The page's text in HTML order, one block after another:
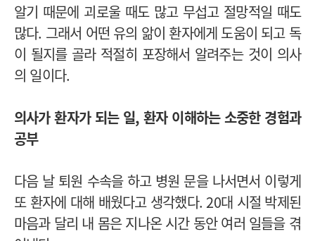
알기 때문에 괴로울 때도 많고 무섭고 절망적일 때도
많다. 그래서 어떤 유의 앎이 환자에게 도움이 되고 독
이 될지를 골라 적절히 포장해서 알려주는 것이 의사
의 일이다.
의사가 환자가 되는 일, 환자 이해하는 소중한 경험과
공부
다음 날 퇴원 수속을 하고 병원 문을 나서면서 이렇게
또 환자에 대해 배웠다고 생각했다. 20대 시절 박제된
마음과 달리 내 몸은 지나온 시간 동안 여러 일들을 겪